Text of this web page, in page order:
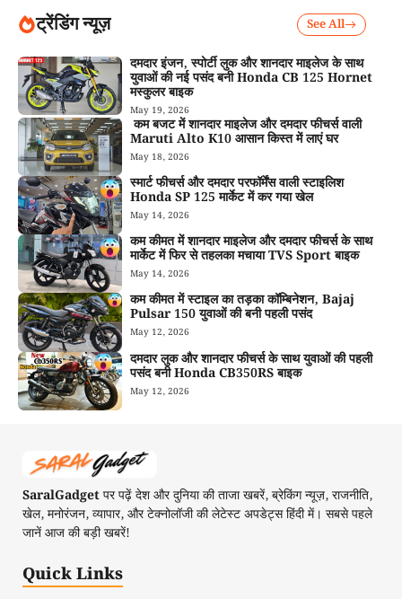
ट्रेंडिंग न्यूज़ See All
दमदार इंजन, स्पोर्टी लुक और शानदार माइलेज के साथ
युवाओं की नई पसंद बनी Honda CB 125 Hornet
मस्कुलर बाइक
May 19, 2026
कम बजट में शानदार माइलेज और दमदार फीचर्स वाली
Maruti Alto K10 आसान किस्त में लाएं घर
May 18, 2026
स्मार्ट फीचर्स और दमदार परफॉर्मेंस वाली स्टाइलिश
Honda SP 125 मार्केट में कर गया खेल
May 14, 2026
कम कीमत में शानदार माइलेज और दमदार फीचर्स के साथ
मार्केट में फिर से तहलका मचाया TVS Sport बाइक
May 14, 2026
कम कीमत में स्टाइल का तड़का कॉम्बिनेशन, Bajaj
Pulsar 150 युवाओं की बनी पहली पसंद
May 12, 2026
दमदार लुक और शानदार फीचर्स के साथ युवाओं की पहली
पसंद बनी Honda CB350RS बाइक
May 12, 2026
SaralGadgetपर पढ़ें देश और दुनिया की ताजा खबरें, ब्रेकिंग न्यूज़, राजनीति,
खेल, मनोरंजन, व्यापार, और टेक्नोलॉजी की लेटेस्ट अपडेट्स हिंदी में। सबसे पहले
जानें आज की बड़ी खबरें!
Quick Links